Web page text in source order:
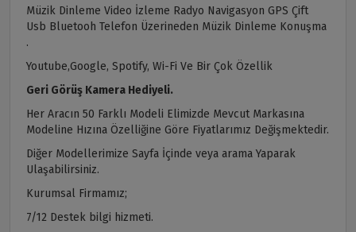
Müzik Dinleme Video İzleme Radyo Navigasyon GPS Çift
Usb Bluetooh Telefon Üzerineden Müzik Dinleme Konuşma
.
Youtube,Google, Spotify, Wi-Fi Ve Bir Çok Özellik
Geri Görüş Kamera Hediyeli.
Her Aracın 50 Farklı Modeli Elimizde Mevcut Markasına
Modeline Hızına Özelliğine Göre Fiyatlarımız Değişmektedir.
Diğer Modellerimize Sayfa İçinde veya arama Yaparak
Ulaşabilirsiniz.
Kurumsal Firmamız;
7/12 Destek bilgi hizmeti.